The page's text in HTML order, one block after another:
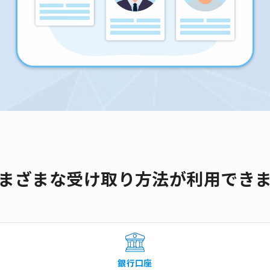
ざまな受け取り方法が利用でき
銀行口座